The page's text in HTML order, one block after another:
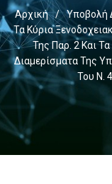
Αρχική /
Υποβολή
Τα Κύρια
Της Παρ. 2 Και
Διαμερίσματα Της
Του Ν.